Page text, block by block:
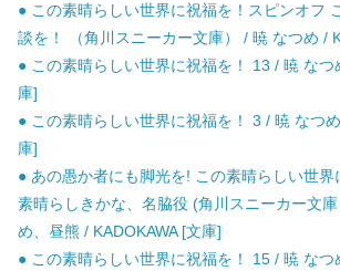
● この素晴らしい世界に祝福を！スピンオフ
談を！ （角川スニーカー文庫） / 暁 なつめ /
● この素晴らしい世界に祝福を！ 13 / 暁 なつ
庫]
● この素晴らしい世界に祝福を！ 3 / 暁 なつ
庫]
● あの愚か者にも脚光を! この素晴らしい世界
素晴らしきかな、名脇役 (角川スニーカー文
め、昼熊 / KADOKAWA [文庫]
● この素晴らしい世界に祝福を！ 15 / 暁 なつ